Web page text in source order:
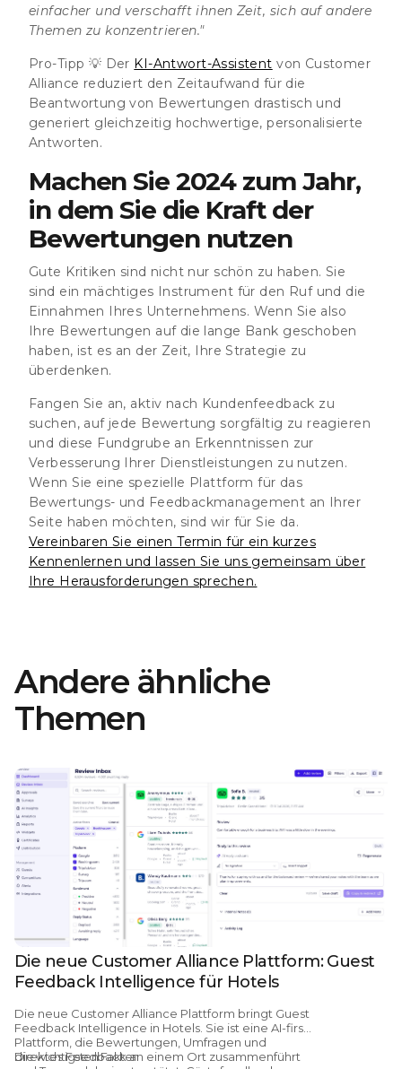
einfacher und verschafft ihnen Zeit, sich auf andere
Themen zu konzentrieren."
Pro-Tipp 💡 Der KI-Antwort-Assistent von Customer
Alliance reduziert den Zeitaufwand für die
Beantwortung von Bewertungen drastisch und
generiert gleichzeitig hochwertige, personalisierte
Antworten.
Machen Sie 2024 zum Jahr,
in dem Sie die Kraft der
Bewertungen nutzen
Gute Kritiken sind nicht nur schön zu haben. Sie
sind ein mächtiges Instrument für den Ruf und die
Einnahmen Ihres Unternehmens. Wenn Sie also
Ihre Bewertungen auf die lange Bank geschoben
haben, ist es an der Zeit, Ihre Strategie zu
überdenken.
Fangen Sie an, aktiv nach Kundenfeedback zu
suchen, auf jede Bewertung sorgfältig zu reagieren
und diese Fundgrube an Erkenntnissen zur
Verbesserung Ihrer Dienstleistungen zu nutzen.
Wenn Sie eine spezielle Plattform für das
Bewertungs- und Feedbackmanagement an Ihrer
Seite haben möchten, sind wir für Sie da.
Vereinbaren Sie einen Termin für ein kurzes
Kennenlernen und lassen Sie uns gemeinsam über
Ihre Herausforderungen sprechen.
Andere ähnliche
Themen
Die neue Customer Alliance Plattform: Guest
Feedback Intelligence für Hotels
Die neue Customer Alliance Plattform bringt Guest
Feedback Intelligence in Hotels. Sie ist eine AI-first
Plattform, die Bewertungen, Umfragen und
direktes Feedback an einem Ort zusammenführt
Die wichtigsten Fakten